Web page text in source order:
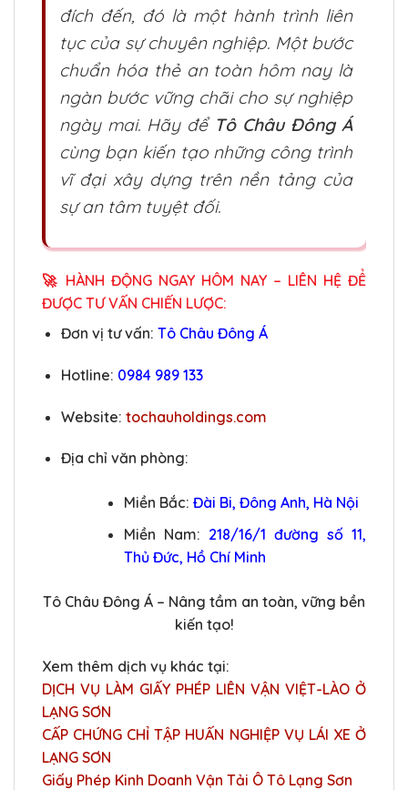
đích đến, đó là một hành trình liên
tục của sự chuyên nghiệp. Một bước
chuẩn hóa thẻ an toàn hôm nay là
ngàn bước vững chãi cho sự nghiệp
ngày mai. Hãy để Tô Châu Đông Á
cùng bạn kiến tạo những công trình
vĩ đại xây dựng trên nền tảng của
sự an tâm tuyệt đối.
🚀 HÀNH ĐỘNG NGAY HÔM NAY – LIÊN HỆ ĐỂ
ĐƯỢC TƯ VẤN CHIẾN LƯỢC:
Đơn vị tư vấn: Tô Châu Đông Á
Hotline: 0984 989 133
Website: tochauholdings.com
Địa chỉ văn phòng:
Miền Bắc: Đài Bi, Đông Anh, Hà Nội
Miền Nam: 218/16/1 đường số 11,
Thủ Đức, Hồ Chí Minh
Tô Châu Đông Á – Nâng tầm an toàn, vững bền
kiến tạo!
Xem thêm dịch vụ khác tại:
DỊCH VỤ LÀM GIẤY PHÉP LIÊN VẬN VIỆT-LÀO Ở
LẠNG SƠN
CẤP CHỨNG CHỈ TẬP HUẤN NGHIỆP VỤ LÁI XE Ở
LẠNG SƠN
Giấy Phép Kinh Doanh Vận Tải Ô Tô Lạng Sơn